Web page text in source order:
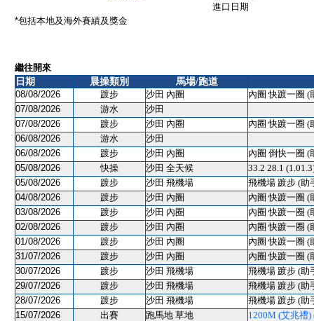
進口日期
*包括本地及海外賽績及獎金
繼往開來
日期
晨操類別
馬場/跑道
08/08/2026
踱步 沙田 內圈
內圈 快踱一圈 (
07/08/2026
游水
沙田
07/08/2026
踱步 沙田 內圈
內圈 快踱一圈 (
06/08/2026
游水
沙田
06/08/2026
踱步 沙田 內圈
內圈 倒快一圈 (
05/08/2026
快操 沙田 全天候
33.2 28.1
05/08/2026
踱步 沙田 飛機場
飛機場 踱步 (助
04/08/2026
踱步 沙田 內圈
內圈 快踱一圈 (
03/08/2026
踱步 沙田 內圈
內圈 快踱一圈 (
02/08/2026
踱步 沙田 內圈
內圈 快踱一圈 (
01/08/2026
踱步 沙田 內圈
內圈 快踱一圈 (
31/07/2026
踱步 沙田 內圈
內圈 快踱一圈 (
30/07/2026
踱步 沙田 飛機場
飛機場 踱步 (助
29/07/2026
踱步 沙田 飛機場
飛機場 踱步 (助
28/07/2026
踱步 沙田 飛機場
飛機場 踱步 (助
15/07/2026
出賽 跑馬地 草地
1200M (艾兆禮)